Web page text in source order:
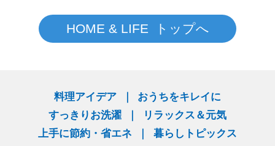
HOME & LIFE トップへ
料理アイデア
おうちをキレイに
すっきりお洗濯
リラックス＆元気
上手に節約・省エネ
暮らしトピックス